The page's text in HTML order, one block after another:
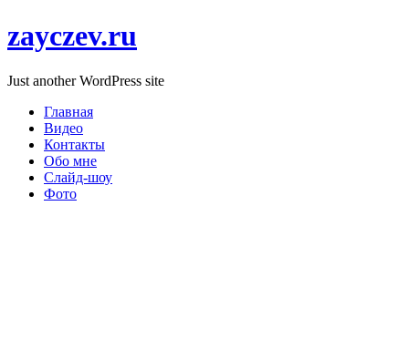
zayczev.ru
Just another WordPress site
Главная
Видео
Контакты
Обо мне
Слайд-шоу
Фото